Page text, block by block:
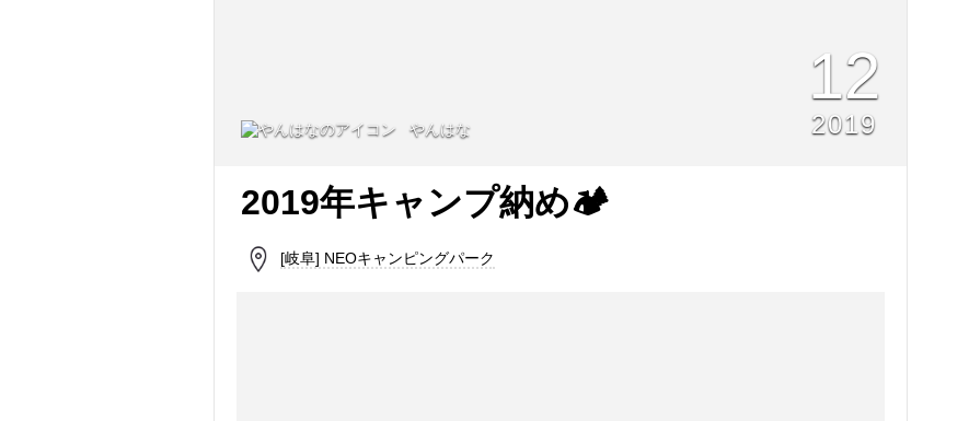
やんはな
12
2019
2019年キャンプ納め🏕
[岐阜] NEOキャンピングパーク